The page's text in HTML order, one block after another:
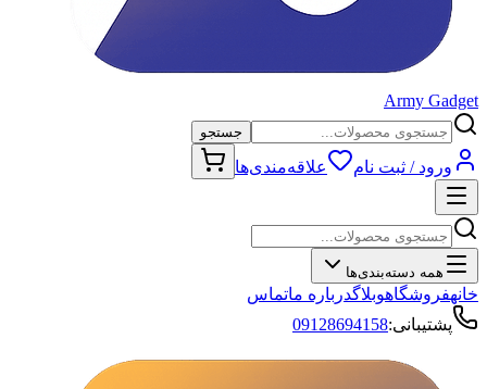
Army Gadget
جستجو
ورود / ثبت نام علاقه‌مندی‌ها
همه دسته‌بندی‌ها
خانهفروشگاهوبلاگدرباره ماتماس
پشتیبانی:09128694158